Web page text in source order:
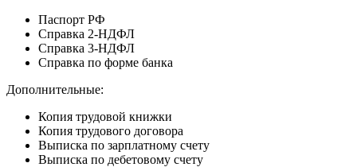
Паспорт РФ
Справка 2-НДФЛ
Справка 3-НДФЛ
Справка по форме банка
Дополнительные:
Копия трудовой книжки
Копия трудового договора
Выписка по зарплатному счету
Выписка по дебетовому счету